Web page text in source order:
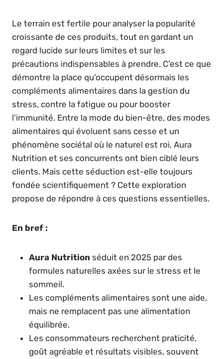
Le terrain est fertile pour analyser la popularité
croissante de ces produits, tout en gardant un
regard lucide sur leurs limites et sur les
précautions indispensables à prendre. C’est ce que
démontre la place qu’occupent désormais les
compléments alimentaires dans la gestion du
stress, contre la fatigue ou pour booster
l’immunité. Entre la mode du bien-être, des modes
alimentaires qui évoluent sans cesse et un
phénomène sociétal où le naturel est roi, Aura
Nutrition et ses concurrents ont bien ciblé leurs
clients. Mais cette séduction est-elle toujours
fondée scientifiquement ? Cette exploration
propose de répondre à ces questions essentielles.
En bref :
Aura Nutrition séduit en 2025 par des
formules naturelles axées sur le stress et le
sommeil.
Les compléments alimentaires sont une aide,
mais ne remplacent pas une alimentation
équilibrée.
Les consommateurs recherchent praticité,
goût agréable et résultats visibles, souvent